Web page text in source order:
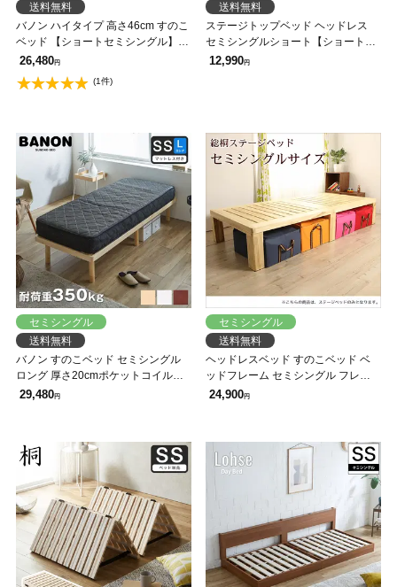
送料無料
バノン ハイタイプ 高さ46cm すのこ
ベッド 【ショートセミシングル】
長さ180cm 木製 三つ折りウレタン
マットレス付き 耐荷重350kg 組立簡
単 低ホルムアルデヒド
26,480円
(1件)
送料無料
ステージトップベッド ヘッドレス
セミシングルショート【ショートサ
イズ】 ローベッド 耐荷重350kg 天
12,990円
セミシングル
送料無料
バノン すのこベッド セミシングル
ロング 厚さ20cmポケットコイルマ
ットレスセット ロングサイズ 長さ
29,480円
セミシングル
送料無料
ヘッドレスベッド すのこベッド ベ
ッドフレーム セミシングル フレー
ムのみ オール天然桐材使用の通気性
ッド すのこベッド レッグタイプ
24,900円